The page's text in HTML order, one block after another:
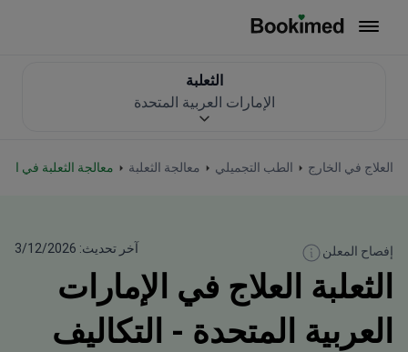
العلاج في الخارج الطب التجميلي معالجة الثعلبة معالجة الثعلبة في
الثعلبة
الإمارات العربية المتحدة
إفصاح المعلن آخر تحديث: 3/12/2026
الثعلبة العلاج في الإمارات
العربية المتحدة - التكاليف